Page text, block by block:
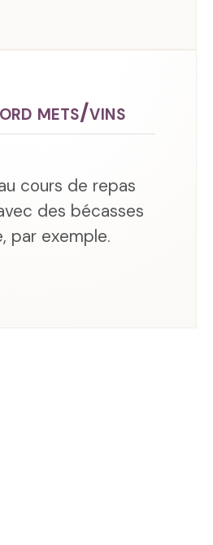
mets/vins
cours de repas
des bécasses
par exemple.